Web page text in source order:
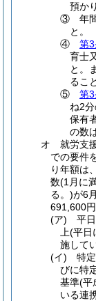
預か
③
年
と。
④
第
育士
と。
るこ
⑤
第
ね2
保有
の数
オ
就労支
での要件
り年額は
数(1月に
る。)が6
691,600円
(ア)
平
上(平日
施して
(イ)
特
びに特
基準(平
いる連